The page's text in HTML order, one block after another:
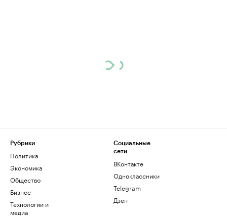
Рубрики
Политика
Экономика
Общество
Бизнес
Технологии и
медиа
Социальные
сети
ВКонтакте
Одноклассники
Telegram
Дзен